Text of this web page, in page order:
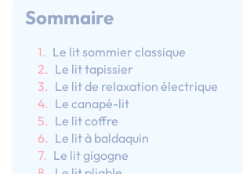
Sommaire
Le lit sommier classique
Le lit tapissier
Le lit de relaxation électrique
Le canapé-lit
Le lit coffre
Le lit à baldaquin
Le lit gigogne